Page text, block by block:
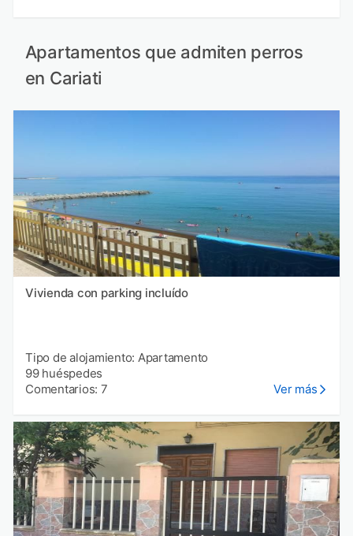
Apartamentos que admiten perros
en Cariati
Vivienda con parking incluído
Tipo de alojamiento: Apartamento
99 huéspedes
Comentarios: 7
Ver más